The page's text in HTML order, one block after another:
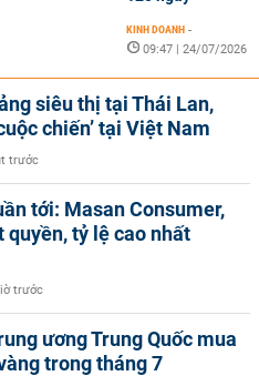
KINH DOANH -
09:47 | 24/07/2026
siêu thị tại Thái Lan,
chiến’ tại Việt Nam
trước
tới: Masan Consumer,
quyền, tỷ lệ cao nhất
trước
ương Trung Quốc mua
trong tháng 7